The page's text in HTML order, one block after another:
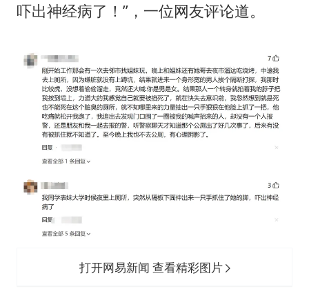
台风白海豚登陆点缩圈
光伏八巨头签署“不低于成本价”倡议
多所幼师院校开设养老专业
习近平心系体育强国建设
吓出神经病了！”，一位网友评论道。
打开网易新闻 查看精彩图片